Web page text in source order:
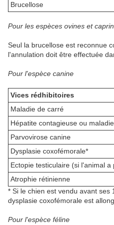
Brucellose
Pour les espèces ovines et
Seul la brucellose est reconnue
l'annulation doit être effectuée
Pour l'espèce canine
Vices rédhibitoires
Maladie de carré
Hépatite contagieuse ou
Parvovirose canine
Dysplasie coxofémorale*
Ectopie testiculaire (si l'animal a
Atrophie rétinienne
* Si le chien est vendu avant ses
dysplasie coxofémorale est
Pour l'espèce féline